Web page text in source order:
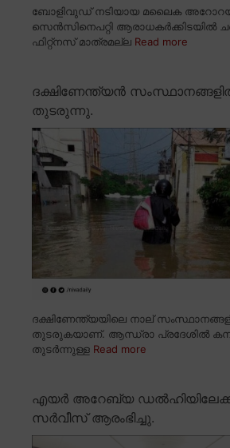
ബോളിവുഡ് നടിയായ മലൈക
സെൻസിനെപറ്റി ആരാധകർക്കിടയിൽ
ഫിറ്റ്നസ് മാത്രമല്ല Read more
ദക്ഷിണേന്ത്യൻ
തുടരുന്നു.
ദക്ഷിണേന്ത്യയിലെ നാല്
തുടരുകയാണ്. ആന്ധ്രാ പ്രദേശിൽ
തുടർന്നുള്ള Read more
എയർ അറേബ്യ ഡൽഹിയിലേക്ക്
സർവീസ് ആരംഭിച്ചു.